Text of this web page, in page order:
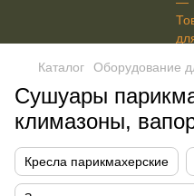
Каталог Оборудование
Сушуары
климазоны,
Кресла парикмахерские